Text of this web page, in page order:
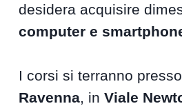
desidera acquisire
computer e
I corsi si terranno presso
Ravenna, inViale